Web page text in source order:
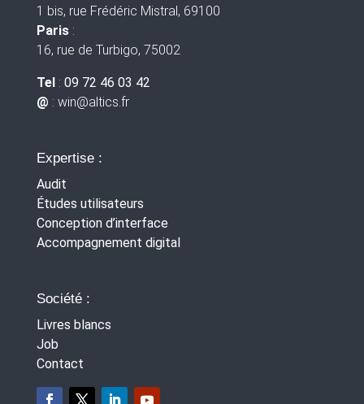
1 bis, rue Frédéric Mistral, 69100
Paris:
16, rue de Turbigo, 75002
Tel : 09 72 46 03 42
@ : win@altics.fr
Expertise :
Audit
Études utilisateurs
Conception d’interface
Accompagnement digital
Société :
Livres blancs
Job
Contact